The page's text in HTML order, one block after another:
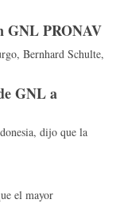
GNL PRONAV
Bernhard Schulte,
GNL a
dijo que la
el mayor